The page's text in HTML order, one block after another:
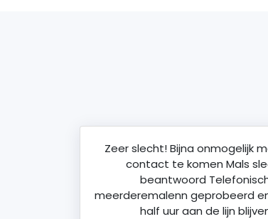
Zeer slecht! Bijna onmogelijk
contact te komen Mals
beantwoord
meerderemalenn geprobeerd
half uur aan de lijn